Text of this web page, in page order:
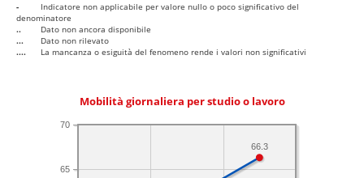
-
Indicatore non applicabile per valore nullo o poco significativo del
denominatore
..
Dato non ancora disponibile
...
Dato non rilevato
....
La mancanza o esiguità del fenomeno rende i valori non significativi
Mobilità giornaliera per studio o lavoro
65
70
66.3